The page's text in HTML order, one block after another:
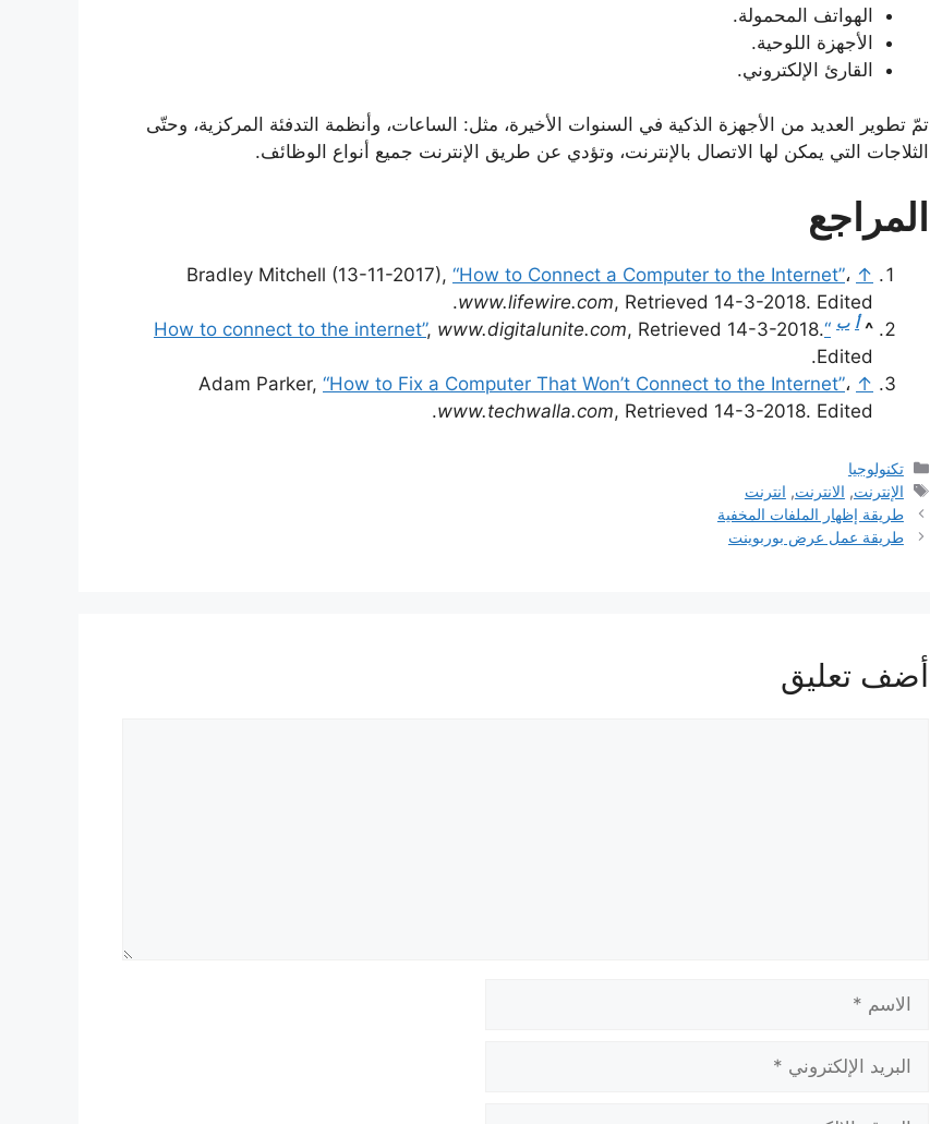
الهواتف المحمولة.
الأجهزة اللوحية.
القارئ الإلكتروني.
تمّ تطوير العديد من الأجهزة الذكية في السنوات الأخيرة، مثل: الساعات، وأنظمة التدفئة المركزية، وحتّى
الثلاجات التي يمكن لها الاتصال بالإنترنت، وتؤدي عن طريق الإنترنت جميع أنواع الوظائف.
المراجع
↑
Bradley Mitchell (13-11-2017), “How to Connect a Computer to the Internet”،
www.lifewire.com, Retrieved 14-3-2018. Edited.
^ أ ب “How to connect to the internet”
, www.digitalunite.com, Retrieved 14-3-2018.
Edited.
↑
Adam Parker, “How to Fix a Computer That Won’t Connect to the Internet”،
www.techwalla.com, Retrieved 14-3-2018. Edited.
التصنيفات
تكنولوجيا
الوسوم
الإنترنت, الانترنت, انترنت
طريقة إظهار الملفات المخفية
طريقة عمل عرض بوربوينت
أضف تعليق
الإلكتروني